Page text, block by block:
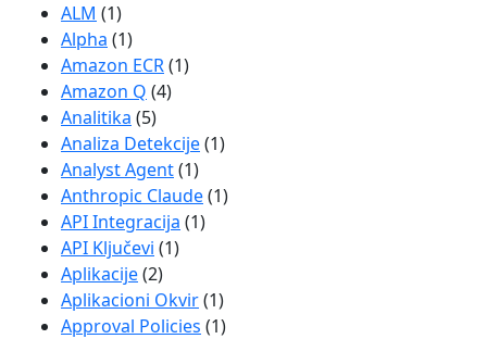
ALM (1)
Alpha (1)
Amazon ECR(1)
Amazon Q (4)
Analitika (5)
Analiza Detekcije(1)
Analyst Agent(1)
Anthropic Claude(1)
API Integracija (1)
API Ključevi (1)
Aplikacije(2)
Aplikacioni Okvir(1)
Approval Policies (1)